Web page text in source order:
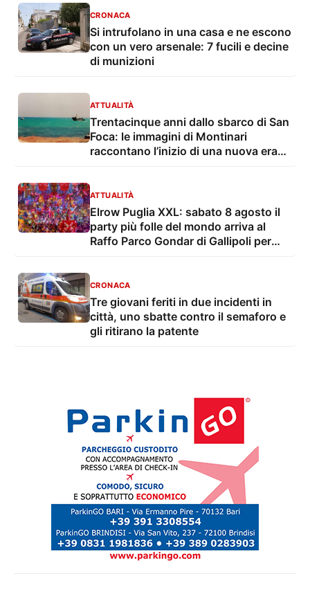
CRONACA
Si intrufolano in una casa e ne escono
con un vero arsenale: 7 fucili e decine
di munizioni
ATTUALITÀ
Trentacinque anni dallo sbarco di San
Foca: le immagini di Montinari
raccontano l’inizio di una nuova era
ATTUALITÀ
Elrow Puglia XXL: sabato 8 agosto il
party più folle del mondo arriva al
Raffo Parco Gondar di Gallipoli per
CRONACA
Tre giovani feriti in due incidenti in
città, uno sbatte contro il semaforo e
gli ritirano la patente